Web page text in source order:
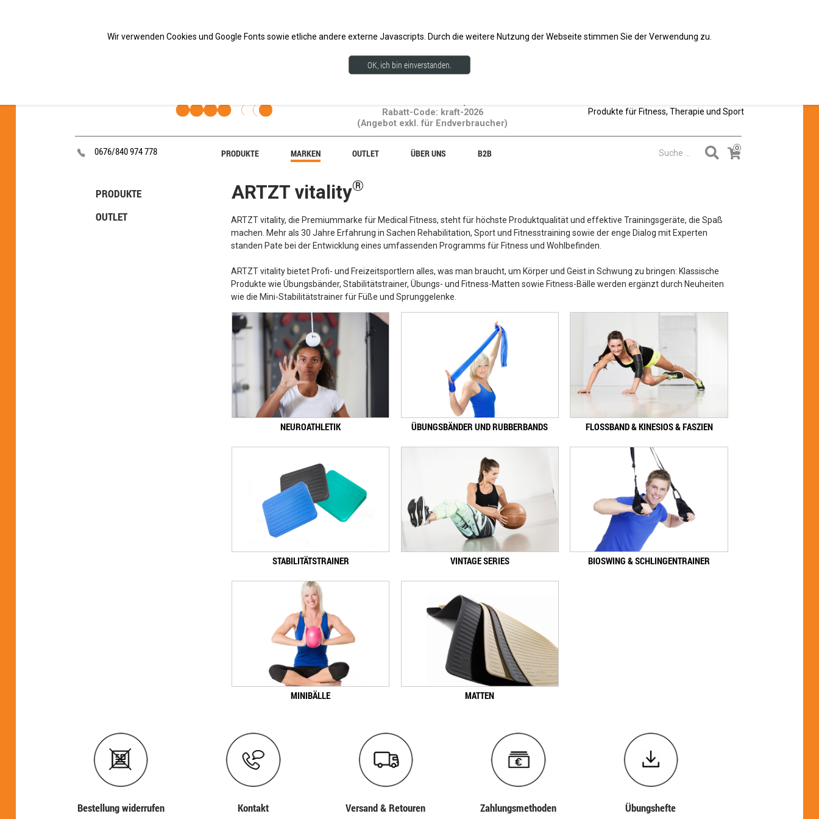
Rabatt-Code: kraft-2026
(Angebot exkl. für Endverbraucher)
Produkte für Fitness, Therapie und Sport
0676/840 974 778 PRODUKTE MARKEN OUTLET ÜBER UNS B2B
PRODUKTE
OUTLET
ARTZT vitality®
ARTZT vitality, die Premiummarke für Medical Fitness, steht für höchste Produktqualität und effektive Trainingsgeräte, die Spaß
machen. Mehr als 30 Jahre Erfahrung in Sachen Rehabilitation, Sport und Fitnesstraining sowie der enge Dialog mit Experten
standen Pate bei der Entwicklung eines umfassenden Programms für Fitness und Wohlbefinden.
ARTZT vitality bietet Profi- und Freizeitsportlern alles, was man braucht, um Körper und Geist in Schwung zu bringen: Klassische
Produkte wie Übungsbänder, Stabilitätstrainer, Übungs- und Fitness-Matten sowie Fitness-Bälle werden ergänzt durch Neuheiten
wie die Mini-Stabilitätstrainer für Füße und Sprunggelenke.
NEUROATHLETIK ÜBUNGSBÄNDER UND RUBBERBANDS FLOSSBAND & KINESIOS & FASZIEN
STABILITÄTSTRAINER VINTAGE SERIES BIOSWING & SCHLINGENTRAINER
MINIBÄLLE MATTEN
Bestellung widerrufen Kontakt Versand & Retouren Zahlungs­methoden Übungshefte
Wir verwenden Cookies und Google Fonts sowie etliche andere externe Javascripts. Durch die weitere Nutzung der Webseite stimmen Sie der Verwendung zu.
OK, ich bin einverstanden.